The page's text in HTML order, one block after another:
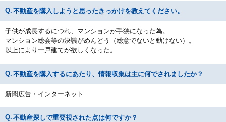
不動産を購入しようと思ったきっかけを教えてください。
子供が成長するにつれ、マンションが手狭になった為。
マンション総会等の決議がめんどう（総意でないと動けない）。
以上により一戸建てが欲しくなった。
不動産を購入するにあたり、情報収集は主に何でされましたか？
新聞広告・インターネット
不動産探しで重要視された点は何ですか？